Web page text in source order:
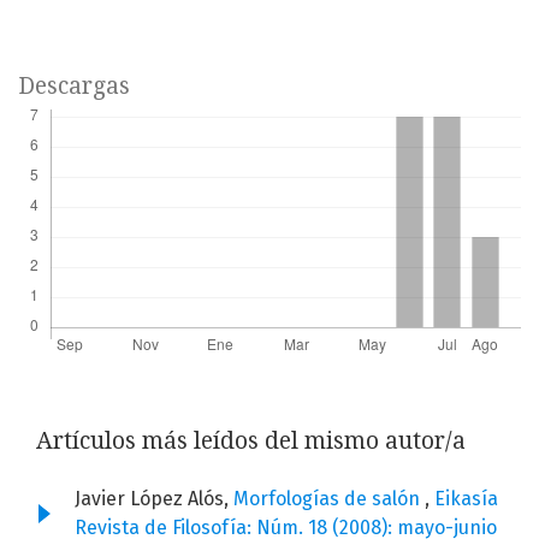
Descargas
Artículos más leídos del mismo autor/a
Javier López Alós, Morfologías de salón , Eikasía
Revista de Filosofía: Núm. 18 (2008): mayo-junio